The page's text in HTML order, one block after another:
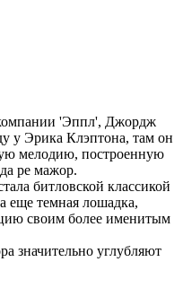
'Эппл', Джордж
у Эрика Клэптона, там он
мелодию, построенную
ре мажор.
битловской классикой
еще темная лошадка,
своим более именитым
значительно углубляют